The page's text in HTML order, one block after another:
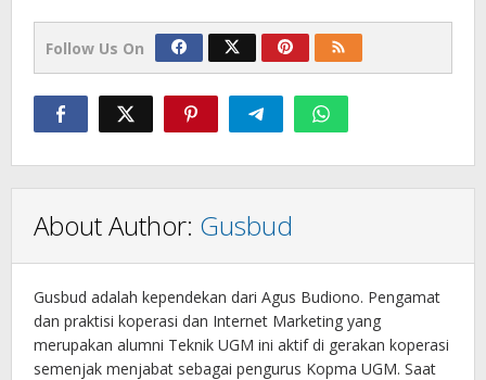
Follow Us On
About Author: Gusbud
Gusbud adalah kependekan dari Agus Budiono. Pengamat
dan praktisi koperasi dan Internet Marketing yang
merupakan alumni Teknik UGM ini aktif di gerakan koperasi
semenjak menjabat sebagai pengurus Kopma UGM. Saat